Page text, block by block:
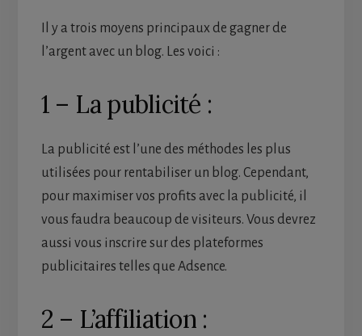
Il y a trois moyens principaux de gagner de
l’argent avec un blog. Les voici :
1 – La publicité :
La publicité est l’une des méthodes les plus
utilisées pour rentabiliser un blog. Cependant,
pour maximiser vos profits avec la publicité, il
vous faudra beaucoup de visiteurs. Vous devrez
aussi vous inscrire sur des plateformes
publicitaires telles que Adsence.
2 – L’affiliation :